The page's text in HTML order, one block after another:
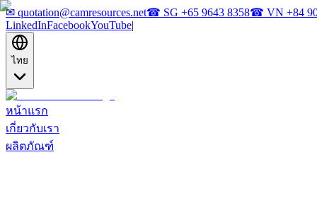
✉ quotation@camresources.net☎ SG +65 9643 8358☎ VN +84
LinkedInFacebookYouTube|
ไทย
หน้าแรก
เกี่ยวกับเรา
ผลิตภัณฑ์